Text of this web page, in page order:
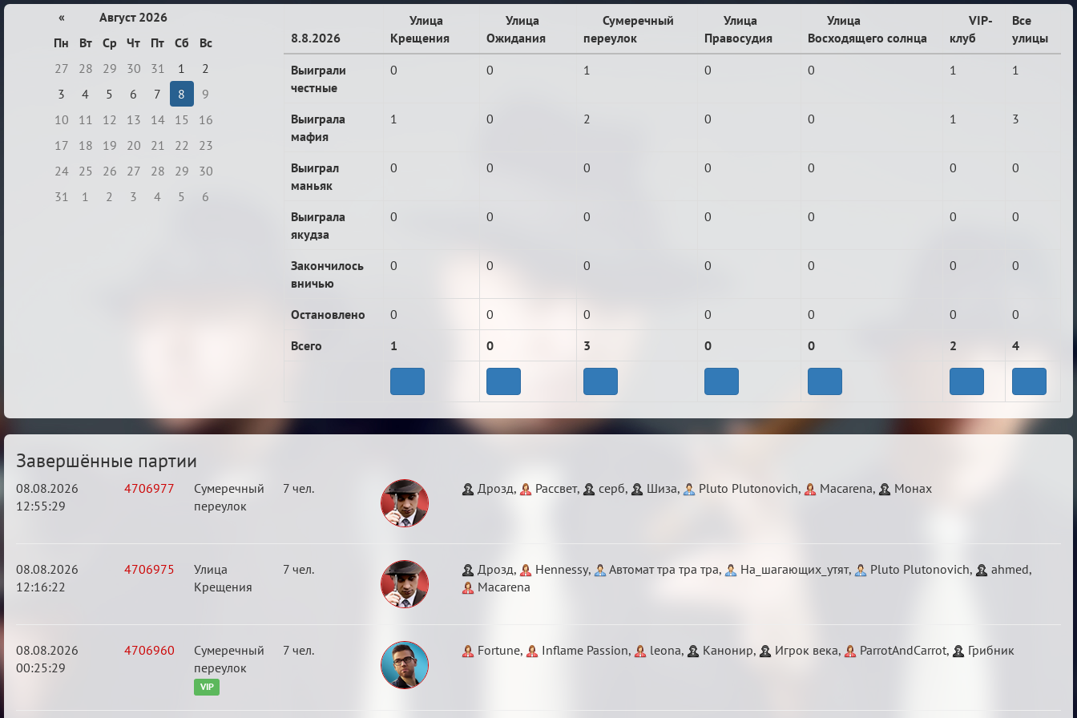
«
Август 2026
Пн
Вт Ср Чт Пт Сб
Вс
27
28 29 30 31 1
2
3
4 5 6 7 8
9
10
11 12 13 14 15
16
17
18 19 20 21 22
23
24
25 26 27 28 29
30
31
1 2 3 4 5 6
8.8.2026
Улица
Крещения
Улица
Ожидания
Сумеречный
переулок
Улица
Правосудия
Улица
Восходящего солнца
VIP-
клуб
Все
улицы
Выиграли
честные
0 0 1 0 0 1 1
Выиграла
мафия
1 0 2 0 0 1 3
Выиграл
маньяк
0 0 0 0 0 0 0
Выиграла
якудза
0 0 0 0 0 0 0
Закончилось
вничью
0 0 0 0 0 0 0
Остановлено 0 0 0 0 0 0
0
Всего
1 0 3 0 0 2 4
Завершённые партии
08.08.2026
12:55:29
4706977
Сумеречный
переулок
7 чел. Дрозд, Рассвет, серб, Шиза, Pluto Plutonovich, Macarena, Монах
08.08.2026
12:16:22
4706975
Улица
Крещения
7 чел. Дрозд, Hennessy, Автомат тра тра тра, На_шагающих_утят, Pluto Plutonovich, ahmed,
Macarena
08.08.2026
00:25:29
4706960
Сумеречный
переулок
VIP
7 чел. Fortune, Inflame Passion, leona, Канонир, Игрок века, ParrotAndCarrot, Грибник